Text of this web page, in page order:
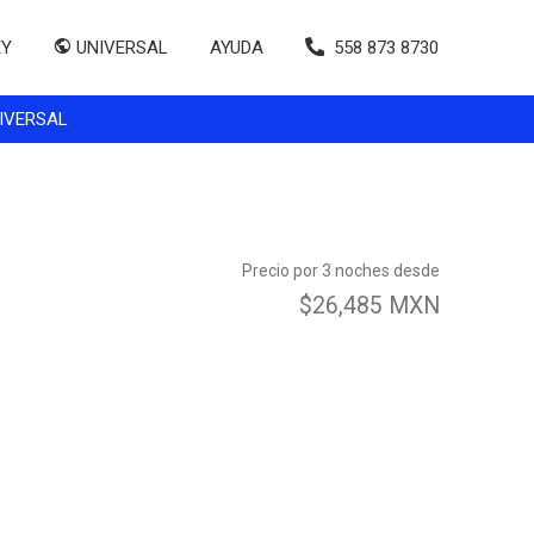
UNIVERSAL AYUDA 558 873 8730
Precio por 3 noches desde
$26,485 MXN